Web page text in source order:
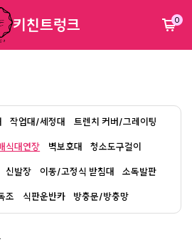
키친트렁크 0
작업대/세정대 트렌치 커버/그레이팅
식대연장 벽보호대 청소도구걸이
신발장 이동/고정식 받침대 소독발판
조 식판운반카 방충문/방충망